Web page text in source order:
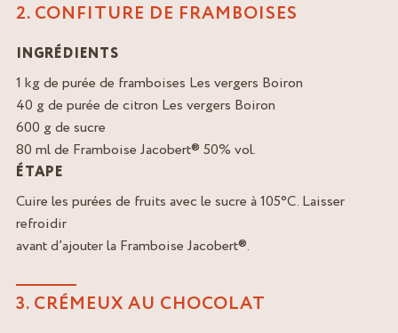
2. CONFITURE DE FRAMBOISES
INGRÉDIENTS
1 kg de purée de framboises Les vergers Boiron
40 g de purée de citron Les vergers Boiron
600 g de sucre
80 ml de Framboise Jacobert® 50% vol.
ÉTAPE
Cuire les purées de fruits avec le sucre à 105°C. Laisser
refroidir
avant d’ajouter la Framboise Jacobert®.
3. CRÉMEUX AU CHOCOLAT